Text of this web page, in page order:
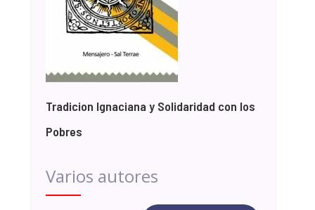
Tradicion Ignaciana y Solidaridad con los
Pobres
Varios autores